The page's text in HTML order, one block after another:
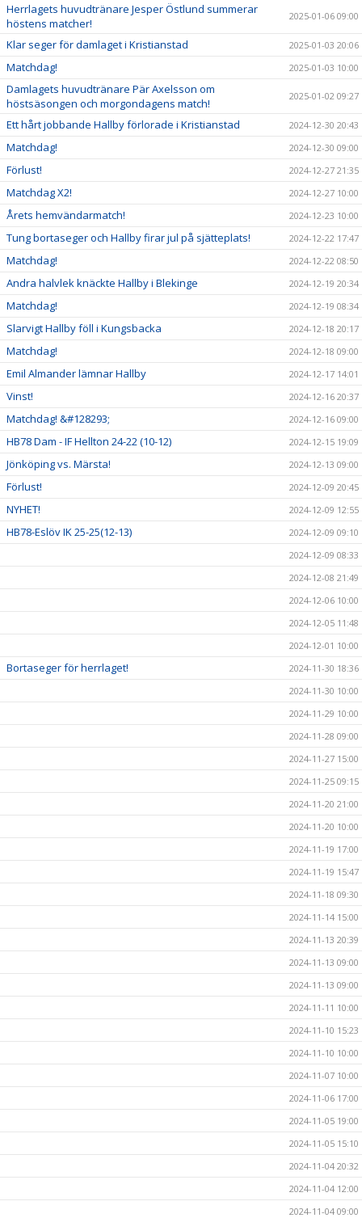
Herrlagets huvudtränare Jesper Östlund summerar
höstens matcher!
2025-01-06 09:00
Klar seger för damlaget i Kristianstad 2025-01-03 20:06
Matchdag! 2025-01-03 10:00
Damlagets huvudtränare Pär Axelsson om
höstsäsongen och morgondagens match!
2025-01-02 09:27
Ett hårt jobbande Hallby förlorade i Kristianstad 2024-12-30 20:43
Matchdag! 2024-12-30 09:00
Förlust! 2024-12-27 21:35
Matchdag X2! 2024-12-27 10:00
Årets hemvändarmatch! 2024-12-23 10:00
Tung bortaseger och Hallby firar jul på sjätteplats! 2024-12-22 17:47
Matchdag! 2024-12-22 08:50
Andra halvlek knäckte Hallby i Blekinge 2024-12-19 20:34
Matchdag! 2024-12-19 08:34
Slarvigt Hallby föll i Kungsbacka 2024-12-18 20:17
Matchdag! 2024-12-18 09:00
Emil Almander lämnar Hallby 2024-12-17 14:01
Vinst! 2024-12-16 20:37
Matchdag! &#128293; 2024-12-16 09:00
HB78 Dam - IF Hellton 24-22 (10-12) 2024-12-15 19:09
Jönköping vs. Märsta! 2024-12-13 09:00
Förlust! 2024-12-09 20:45
NYHET! 2024-12-09 12:55
HB78-Eslöv IK 25-25(12-13)
2024-12-09 09:10
2024-12-09 08:33
2024-12-08 21:49
2024-12-06 10:00
2024-12-05 11:48
2024-12-01 10:00
Bortaseger för herrlaget!
2024-11-30 18:36
2024-11-30 10:00
2024-11-29 10:00
2024-11-28 09:00
2024-11-27 15:00
2024-11-25 09:15
2024-11-20 21:00
2024-11-20 10:00
2024-11-19 17:00
2024-11-19 15:47
2024-11-18 09:30
2024-11-14 15:00
2024-11-13 20:39
2024-11-13 09:00
2024-11-13 09:00
2024-11-11 10:00
2024-11-10 15:23
2024-11-10 10:00
2024-11-07 10:00
2024-11-06 17:00
2024-11-05 19:00
2024-11-05 15:10
2024-11-04 20:32
2024-11-04 12:00
2024-11-04 09:00